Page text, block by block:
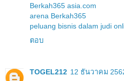
Berkah365 asia.com
arena Berkah365
peluang bisnis dalam judi
ตอบ
TOGEL212 12 ธันวาคม